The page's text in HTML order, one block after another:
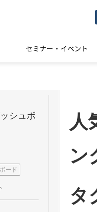
セミナー・イベント
シュボ
ード
人
ン
タ